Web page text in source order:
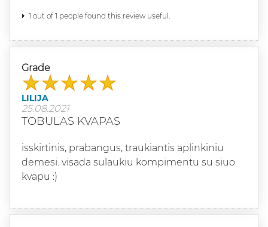
1 out of 1 people found this review useful.
Grade
LILIJA
25.08.2021
TOBULAS KVAPAS
isskirtinis, prabangus, traukiantis aplinkiniu
demesi. visada sulaukiu kompimentu su siuo
kvapu :)